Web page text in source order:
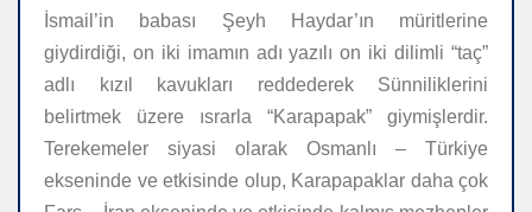
İsmail’in babası Şeyh Haydar’ın müritlerine
giydirdiği, on iki imamın adı yazılı on iki dilimli “taç”
adlı kızıl kavukları reddederek Sünniliklerini
belirtmek üzere ısrarla “Karapapak” giymişlerdir.
Terekemeler siyasi olarak Osmanlı – Türkiye
ekseninde ve etkisinde olup, Karapapaklar daha çok